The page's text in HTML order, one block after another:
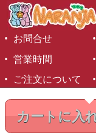
カートに入
お問合せ
営業時間
ご注文について
©1999-2026